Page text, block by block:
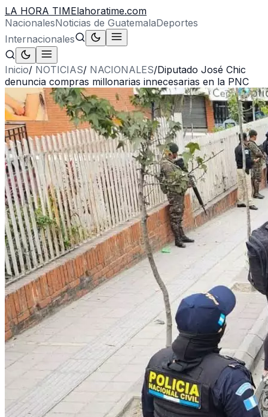
LA HORA TIMElahoratime.com
NacionalesNoticias de GuatemalaDeportes
Internacionales
Inicio/ NOTICIAS/ NACIONALES/Diputado José Chic
denuncia compras millonarias innecesarias en la PNC